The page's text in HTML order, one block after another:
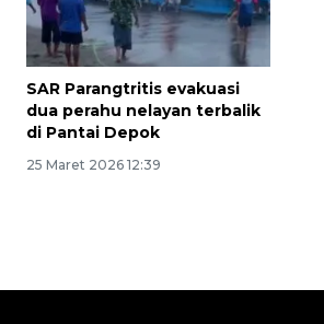
SAR Parangtritis evakuasi
dua perahu nelayan terbalik
di Pantai Depok
25 Maret 2026 12:39